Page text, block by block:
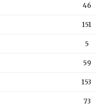
46
151
5
59
153
73